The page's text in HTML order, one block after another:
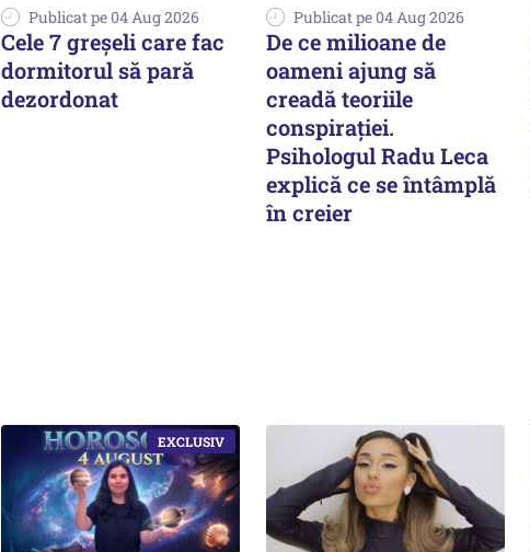
Publicat pe 04 Aug 2026
Cele 7 greșeli care fac
dormitorul să pară
dezordonat
Publicat pe 04 Aug 2026
De ce milioane de
oameni ajung să
creadă teoriile
conspirației.
Psihologul Radu Leca
explică ce se întâmplă
în creier